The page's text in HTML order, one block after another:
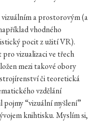
a prostorovým (a
vhodného
pocit z užití VR).
vizualizaci ve třech
mezi takové obory
či teoretická
vzdělání
“vizuální myšlení”
knihtisku. Myslím si,